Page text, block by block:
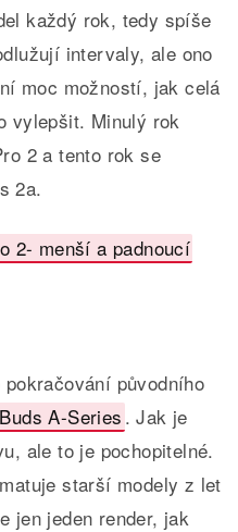
každý rok, tedy spíše
intervaly, ale ono
moc možností, jak celá
vylepšit. Minulý rok
2 a tento rok se
2a.
2- menší a padnoucí
původního
A-Series. Jak je
ale to je pochopitelné.
starší modely z let
jen jeden render, jak